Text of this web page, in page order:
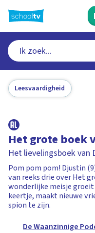
naar
hoofdinhoud
Leesvaardigheid
Het grote boek
Het lievelingsboek van
Pom pom pom! Djustin
van reeks drie over Het
wonderlijke meisje
keertje, maakt nieuwe
spion te zijn.
De Waanzinnige